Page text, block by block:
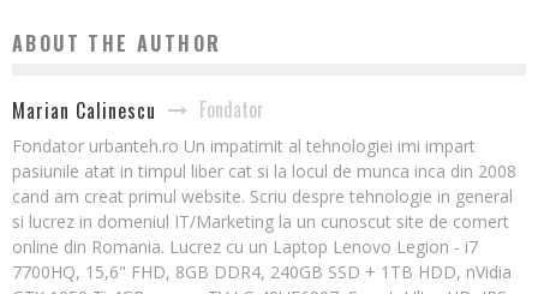
ABOUT THE AUTHOR
Marian Calinescu Fondator
Fondator urbanteh.ro Un impatimit al tehnologiei imi impart
pasiunile atat in timpul liber cat si la locul de munca inca din 2008
cand am creat primul website. Scriu despre tehnologie in general
si lucrez in domeniul IT/Marketing la un cunoscut site de comert
online din Romania. Lucrez cu un Laptop Lenovo Legion - i7
7700HQ, 15,6" FHD, 8GB DDR4, 240GB SSD + 1TB HDD, nVidia